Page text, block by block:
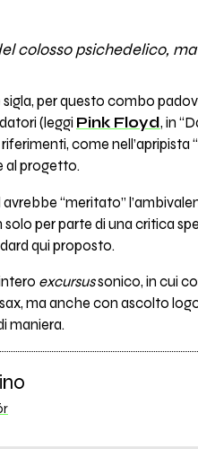
colosso psichedelico,
per questo combo
(leggi Pink Floyd, in
come nell’apripista
al progetto.
“meritato”
per parte di una critica
qui proposto.
excursussonico, in cui
ma anche con ascolto
maniera.